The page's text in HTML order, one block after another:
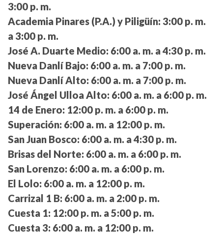
3:00 p. m.
Academia Pinares (P.A.) y Piligüín: 3:00 p. m.
a 3:00 p. m.
José A. Duarte Medio: 6:00 a. m. a 4:30 p. m.
Nueva Danlí Bajo: 6:00 a. m. a 7:00 p. m.
Nueva Danlí Alto: 6:00 a. m. a 7:00 p. m.
José Ángel Ulloa Alto: 6:00 a. m. a 6:00 p. m.
14 de Enero: 12:00 p. m. a 6:00 p. m.
Superación: 6:00 a. m. a 12:00 p. m.
San Juan Bosco: 6:00 a. m. a 4:30 p. m.
Brisas del Norte: 6:00 a. m. a 6:00 p. m.
San Lorenzo: 6:00 a. m. a 6:00 p. m.
El Lolo: 6:00 a. m. a 12:00 p. m.
Carrizal 1 B: 6:00 a. m. a 2:00 p. m.
Cuesta 1: 12:00 p. m. a 5:00 p. m.
Cuesta 3: 6:00 a. m. a 12:00 p. m.